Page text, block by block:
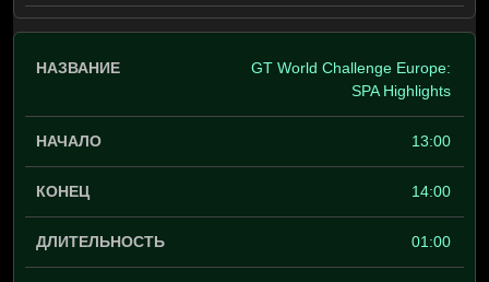
GT World Challenge Europe:
SPA Highlights
13:00
14:00
01:00